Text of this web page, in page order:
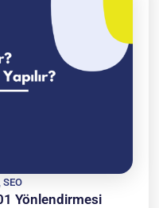
SEO
Yönlendirmesi